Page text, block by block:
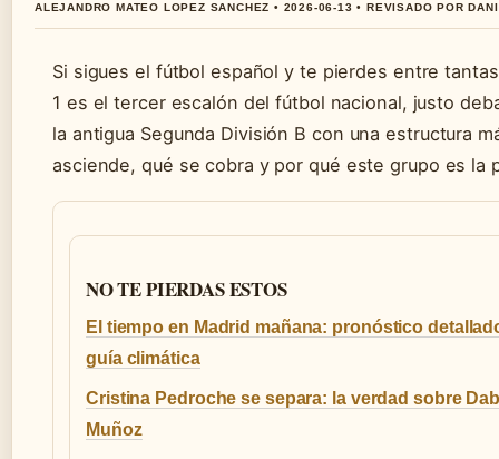
ALEJANDRO MATEO LOPEZ SANCHEZ • 2026-06-13 • REVISADO POR
Si sigues el fútbol español y te pierdes entre
1 es el tercer escalón del fútbol nacional, justo
la antigua Segunda División B con una estructura
asciende, qué se cobra y por qué este grupo es
NO TE PIERDAS ESTOS
El tiempo en Madrid mañana: pronóstico
guía climática
Cristina Pedroche se separa: la verdad sobre
Muñoz